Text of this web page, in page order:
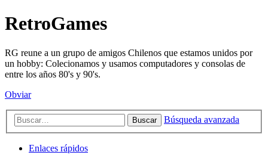
RetroGames
RG reune a un grupo de amigos Chilenos que estamos unidos por
un hobby: Colecionamos y usamos computadores y consolas de
entre los años 80's y 90's.
Obviar
Buscar Búsqueda avanzada
Enlaces rápidos